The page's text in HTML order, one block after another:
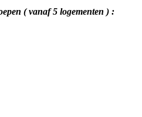
( vanaf 5 logementen ) :